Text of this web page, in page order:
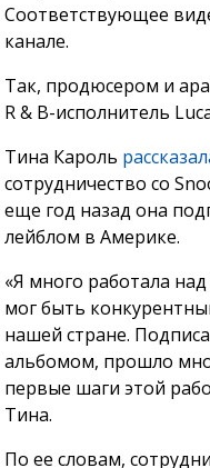
Соответствующее
канале.
Так, продюсером и
R & B-исполнитель
Тина Кароль
сотрудничество со
еще год назад она
лейблом в Америке.
«Я много работала
мог быть
нашей стране.
альбомом, прошло
первые шаги этой
Тина.
По ее словам,